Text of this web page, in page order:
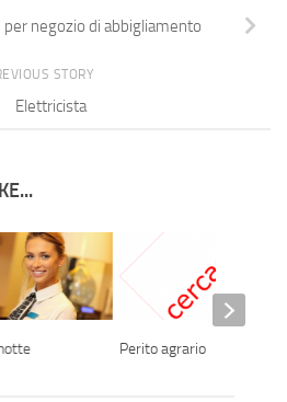
negozio di abbigliamento
STORY
Elettricista
Perito agrario